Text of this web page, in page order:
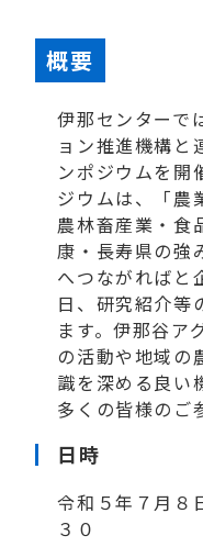
概要
伊那センターで
ョン推進機構と
ンポジウムを開
ジウムは、「農
農林畜産業・食
康・長寿県の強
へつながればと
日、研究紹介等
ます。伊那谷ア
の活動や地域の
識を深める良い
多くの皆様のご
日時
令和５年７月８
３０